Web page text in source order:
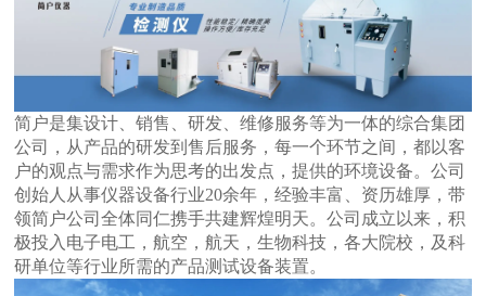
简户是集设计、销售、研发、维修服务等为一体的综合集团
公司，从产品的研发到售后服务，每一个环节之间，都以客
户的观点与需求作为思考的出发点，提供的环境设备。公司
创始人从事仪器设备行业20余年，经验丰富、资历雄厚，带
领简户公司全体同仁携手共建辉煌明天。公司成立以来，积
极投入电子电工，航空，航天，生物科技，各大院校，及科
研单位等行业所需的产品测试设备装置。